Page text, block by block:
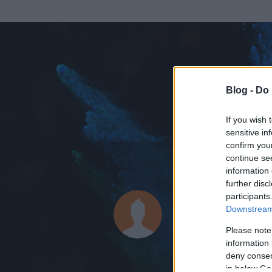
Blog -
If you wish
sensitive
confirm
continue
information
further
Please
information
deny
in below
ADATOK
cicafm
2011.05.28.